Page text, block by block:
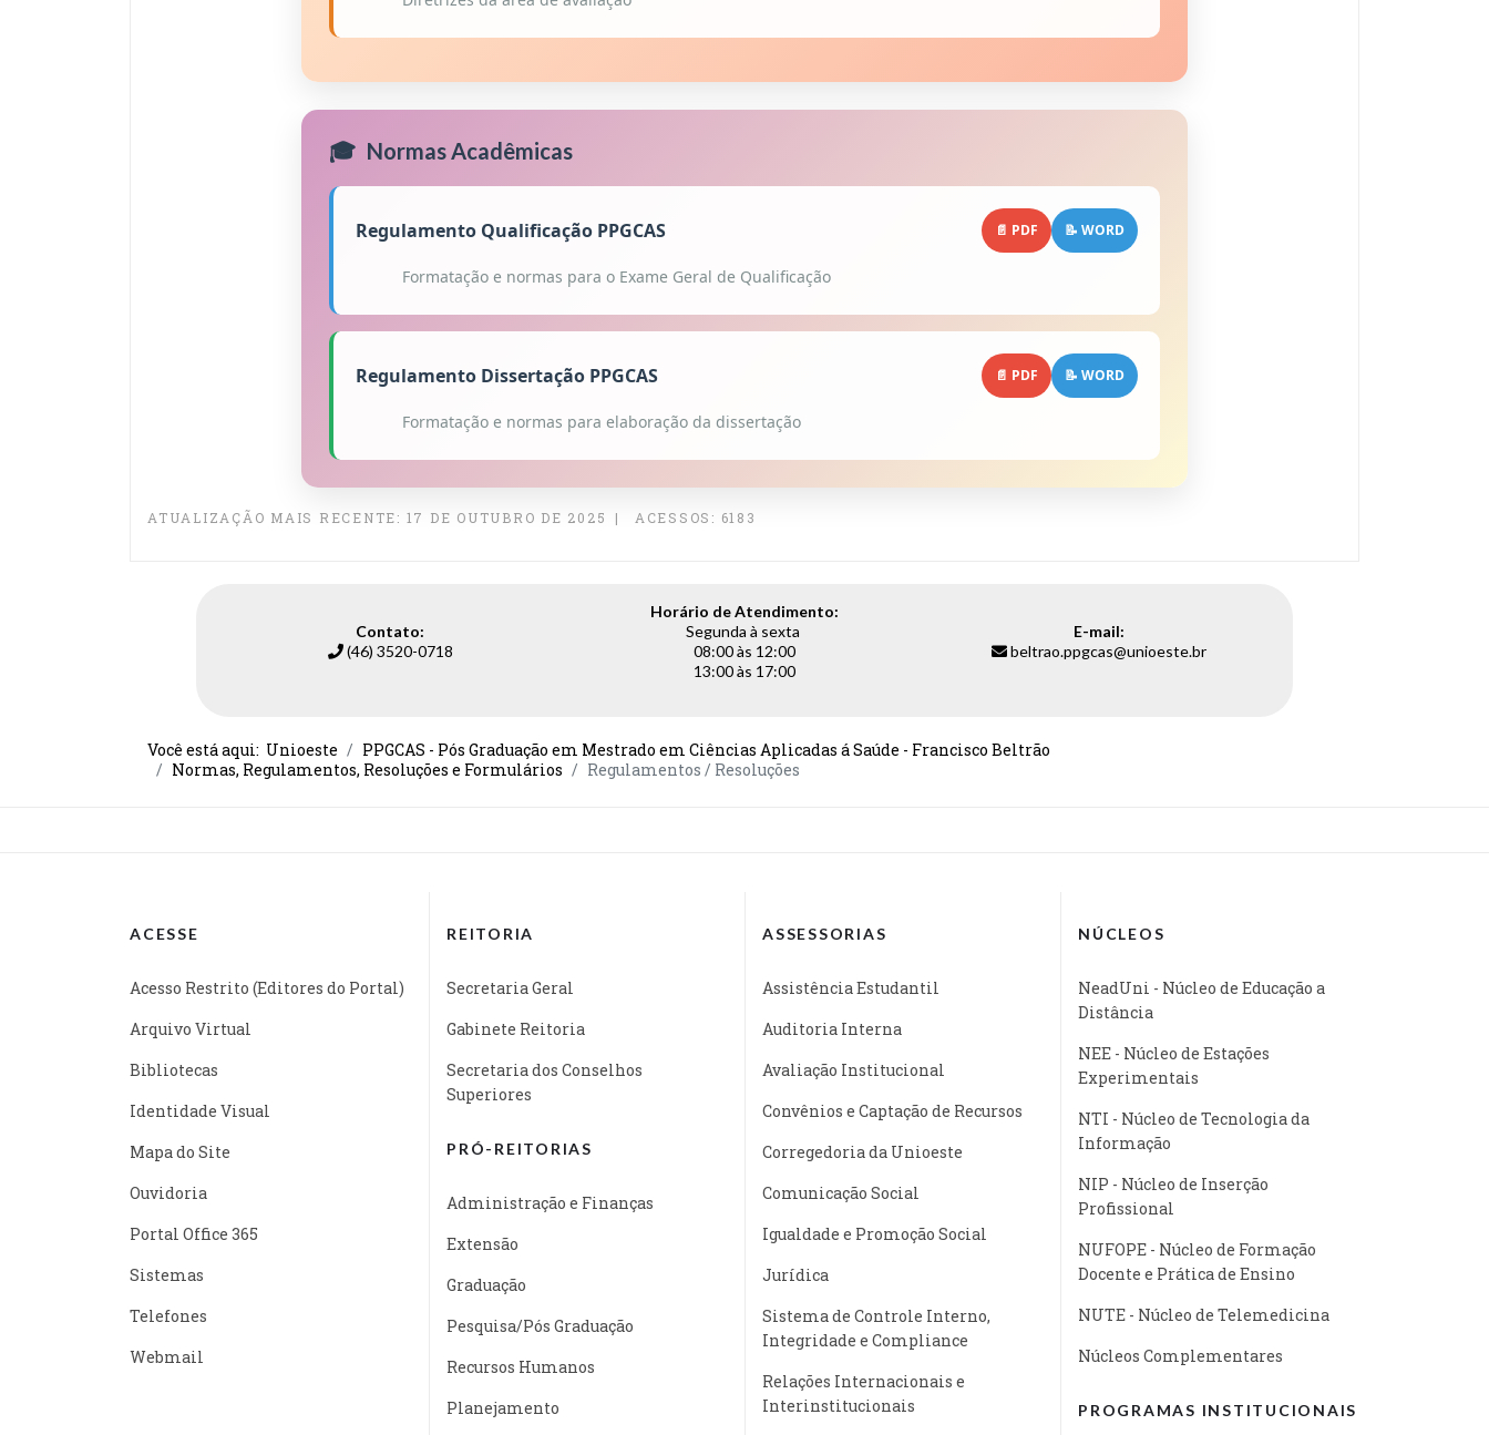
🎓 Normas Acadêmicas
Regulamento Qualificação PPGCAS 📄 PDF 📝 WORD
Formatação e normas para o Exame Geral de Qualificação
Regulamento Dissertação PPGCAS 📄 PDF 📝 WORD
Formatação e normas para elaboração da dissertação
ATUALIZAÇÃO MAIS RECENTE: 17 DE OUTUBRO DE 2025 ACESSOS: 6183
Contato:
(46) 3520-0718
Horário de Atendimento:
Segunda à sexta
08:00 às 12:00
13:00 às 17:00
E-mail:
beltrao.ppgcas@unioeste.br
Você está aqui: Unioeste
PPGCAS - Pós Graduação em Mestrado em Ciências Aplicadas á Saúde - Francisco Beltrão
Normas, Regulamentos, Resoluções e Formulários
Regulamentos / Resoluções
ACESSE
Acesso Restrito (Editores do Portal)
Arquivo Virtual
Bibliotecas
Identidade Visual
Mapa do Site
Ouvidoria
Portal Office 365
Sistemas
Telefones
Webmail
REITORIA
Secretaria Geral
Gabinete Reitoria
Secretaria dos Conselhos
Superiores
PRÓ-REITORIAS
Administração e Finanças
Extensão
Graduação
Pesquisa/Pós Graduação
Recursos Humanos
Planejamento
ASSESSORIAS
Assistência Estudantil
Auditoria Interna
Avaliação Institucional
Convênios e Captação de Recursos
Corregedoria da Unioeste
Comunicação Social
Igualdade e Promoção Social
Jurídica
Sistema de Controle Interno,
Integridade e Compliance
Relações Internacionais e
Interinstitucionais
NÚCLEOS
NeadUni - Núcleo de Educação a
Distância
NEE - Núcleo de Estações
Experimentais
NTI - Núcleo de Tecnologia da
Informação
NIP - Núcleo de Inserção
Profissional
NUFOPE - Núcleo de Formação
Docente e Prática de Ensino
NUTE - Núcleo de Telemedicina
Núcleos Complementares
PROGRAMAS INSTITUCIONAIS